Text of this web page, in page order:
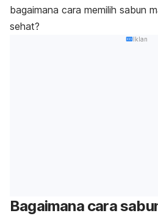
bagaimana cara memilih sabun
sehat?
Iklan
Bagaimana cara